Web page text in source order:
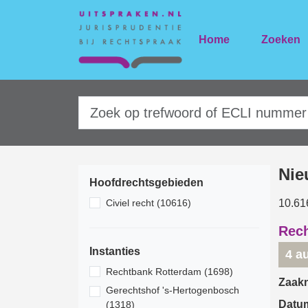
Home Zoeken
Hoofdrechtsgebieden
Civiel recht (10616)
Instanties
Rechtbank Rotterdam (1698)
Gerechtshof 's-Hertogenbosch
(1318)
4